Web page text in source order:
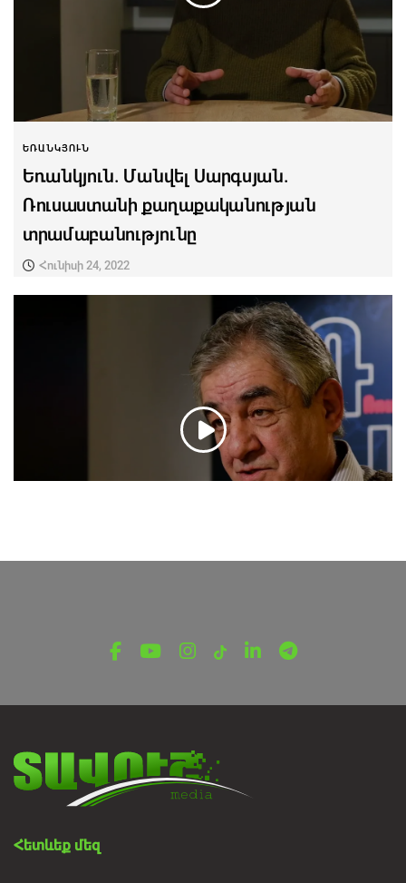
ԵՌԱՆԿՅՈՒՆ
Եռանկյուն. Մանվել Սարգսյան.
Ռուսաստանի քաղաքականության
տրամաբանությունը
Հունիսի 24, 2022
Հայաստան․ Իրավունքներից հրաժարվելու
Հետևեք մեզ